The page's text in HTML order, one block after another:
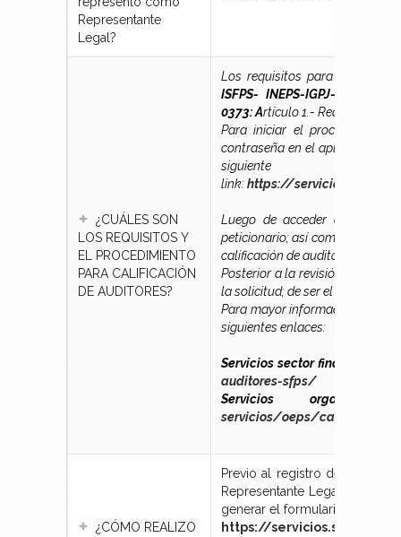
Representante
Legal?
¿CUÁLES SON
LOS REQUISITOS Y
EL PROCEDIMIENTO
PARA CALIFICACIÓN
DE AUDITORES?
Los requisitos para la
ISFPS- INEPS-IGPJ-2015-155
0373:Artículo 1.- Requisitos
Para iniciar el proceso de
contraseña en el aplicativo de
siguiente
link:https://
Luego de acceder al
peticionario; así como, cargar
calificación de auditor y recibirá
Posterior a la revisión de la
la solicitud; de ser el caso,
Para mayor información,
siguientes enlaces:
Servicios sector financiero
auditores-sfps/
Servicios
servicios/oeps/calificacion-
¿CÓMO REALIZO
Previo al registro de
Representante Legal del
generar el formulario de
https://